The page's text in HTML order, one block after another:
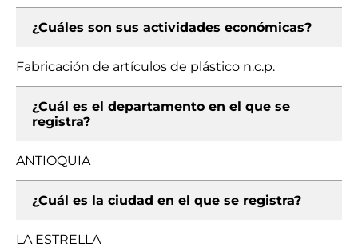
¿Cuáles son sus actividades económicas?
Fabricación de artículos de plástico n.c.p.
¿Cuál es el departamento en el que se
registra?
ANTIOQUIA
¿Cuál es la ciudad en el que se registra?
LA ESTRELLA